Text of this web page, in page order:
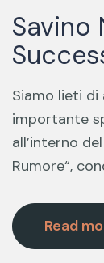
Savino
Siamo lieti di
importante
all’interno
Rumore“,
Read